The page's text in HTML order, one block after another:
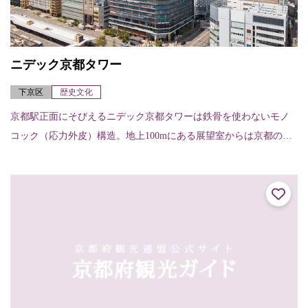
ニデック京都タワー
下京区 歴史文化
京都駅正面にそびえるニデック京都タワーは鉄骨を使わないモノ
コック（応力外皮）構造。地上100mにある展望室からは京都の四
る。